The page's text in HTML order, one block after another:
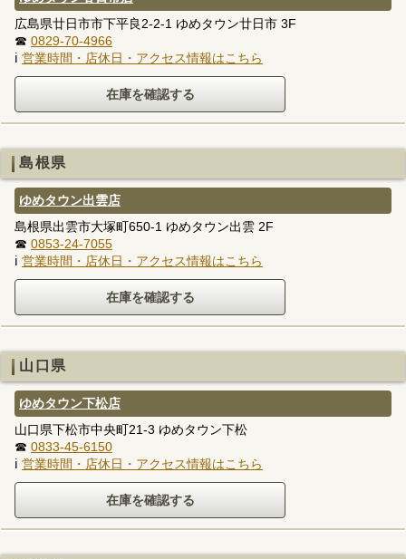
広島県廿日市市下平良2-2-1 ゆめタウン廿日市 3F
☎ 0829-70-4966
ℹ 営業時間・店休日・アクセス情報はこちら
島根県
ゆめタウン出雲店
島根県出雲市大塚町650-1 ゆめタウン出雲 2F
☎ 0853-24-7055
ℹ 営業時間・店休日・アクセス情報はこちら
山口県
ゆめタウン下松店
山口県下松市中央町21-3 ゆめタウン下松
☎ 0833-45-6150
ℹ 営業時間・店休日・アクセス情報はこちら